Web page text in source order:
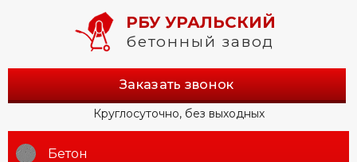
РБУ УРАЛЬСКИЙ
бетонный завод
Заказать звонок
Круглосуточно, без выходных
Бетон